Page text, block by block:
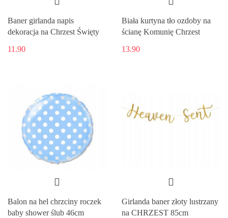
Baner girlanda napis
dekoracja na Chrzest Święty
11.90
Biała kurtyna tło ozdoby na
ścianę Komunię Chrzest
13.90
Balon na hel chrzciny roczek
baby shower ślub 46cm
Girlanda baner złoty lustrzany
na CHRZEST 85cm